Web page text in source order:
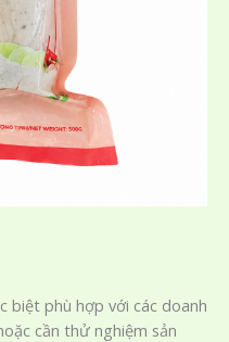
biệt phù hợp với các doanh
cần thử nghiệm sản